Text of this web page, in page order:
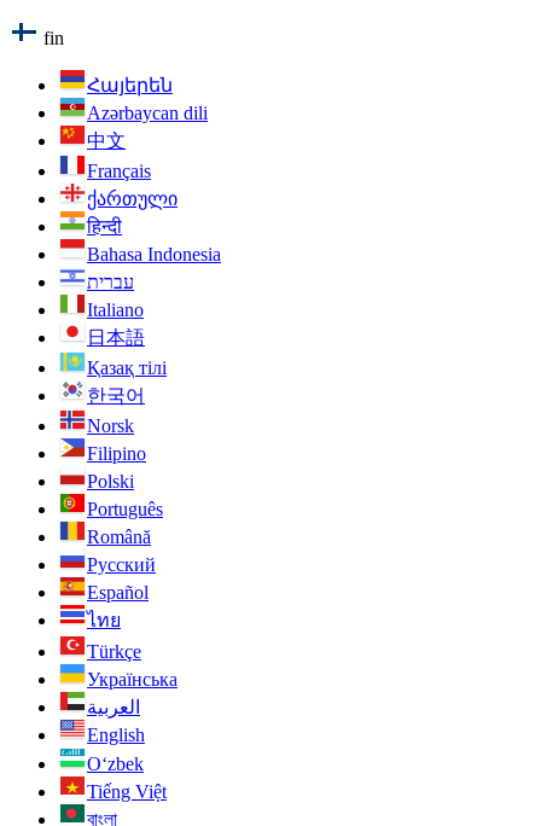
fin
Հայերեն
Azərbaycan dili
中文
Français
ქართული
हिन्दी
Bahasa Indonesia
עברית
Italiano
日本語
Қазақ тілі
한국어
Norsk
Filipino
Polski
Português
Română
Русский
Español
ไทย
Türkçe
Українська
العربية
English
O‘zbek
Tiếng Việt
বাংলা